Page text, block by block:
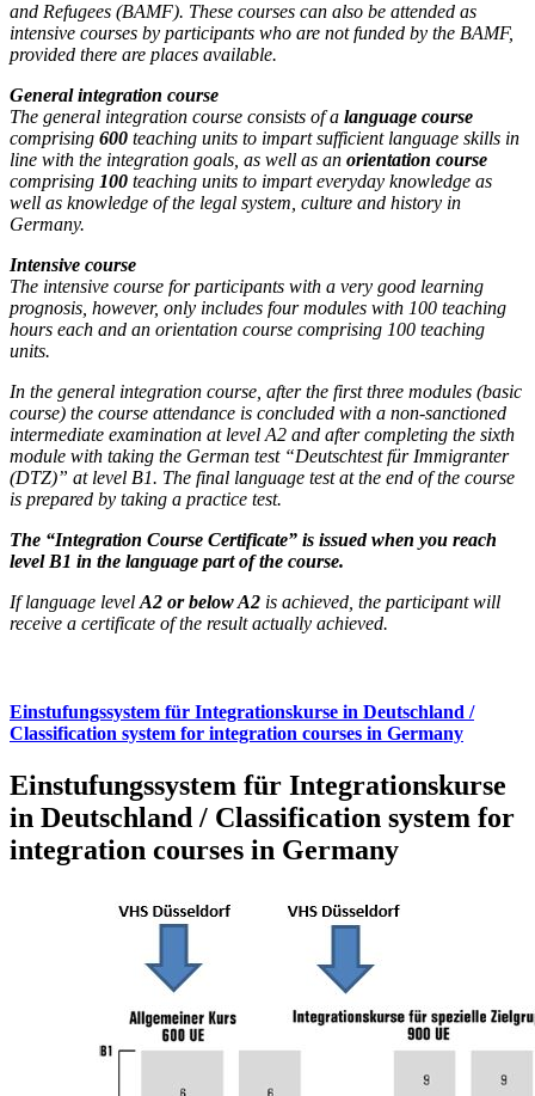
and Refugees (BAMF). These courses can also be attended as
intensive courses by participants who are not funded by the BAMF,
provided there are places available.
General integration course
The general integration course consists of a language course
comprising 600 teaching units to impart sufficient language skills in
line with the integration goals, as well as an orientation course
comprising 100 teaching units to impart everyday knowledge as
well as knowledge of the legal system, culture and history in
Germany.
Intensive course
The intensive course for participants with a very good learning
prognosis, however, only includes four modules with 100 teaching
hours each and an orientation course comprising 100 teaching
units.
In the general integration course, after the first three modules (basic
course) the course attendance is concluded with a non-sanctioned
intermediate examination at level A2 and after completing the sixth
module with taking the German test “Deutschtest für Immigranter
(DTZ)” at level B1. The final language test at the end of the course
is prepared by taking a practice test.
The “Integration Course Certificate” is issued when you reach
level B1 in the language part of the course.
If language level A2 or below A2 is achieved, the participant will
receive a certificate of the result actually achieved.
Einstufungssystem für Integrationskurse in Deutschland /
Classification system for integration courses in Germany
Einstufungssystem für Integrationskurse
in Deutschland / Classification system for
integration courses in Germany